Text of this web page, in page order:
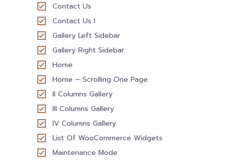
---- เจตนารมณ์ของ พ.ร.บ.
---- พ.ร.ฎ. ขยายเวลาใช้บังคับ พ.ร.บ.พื้นที่นวัตกรรมการ
ศึกษา พ.ศ. 252 พ.ศ. 2569
---- รายงานการประเมินผลสัมฤทธิ์ พ.ร.บ.พื้นที่นวัตกรรม
การศึกษา พ.ศ. 2562
---- รับฟังความคิดเห็นร่าง พ.ร.ฎ. ฯ
---- รายงานการวิเคราะห์ผลกระทบที่อาจเกิดขึ้นจากกฎ
Contact Us
Contact Us I
Gallery Left Sidebar
Gallery Right Sidebar
Home
Home – Scrolling One Page
II Columns Gallery
III Columns Gallery
IV Columns Gallery
List Of WooCommerce Widgets
Maintenance Mode